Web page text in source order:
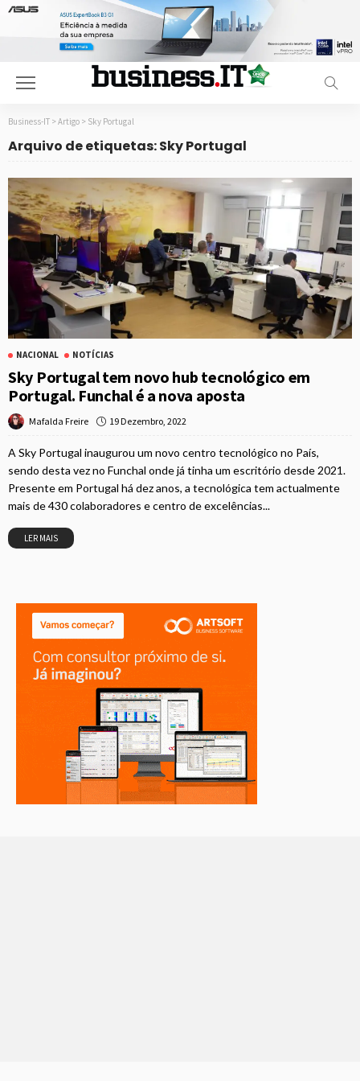
Business-IT > Artigo > Sky Portugal
Arquivo de etiquetas: Sky Portugal
NACIONAL NOTÍCIAS
Sky Portugal tem novo hub tecnológico em
Portugal. Funchal é a nova aposta
Mafalda Freire 19 Dezembro, 2022
A Sky Portugal inaugurou um novo centro tecnológico no País,
sendo desta vez no Funchal onde já tinha um escritório desde 2021.
Presente em Portugal há dez anos, a tecnológica tem actualmente
mais de 430 colaboradores e centro de excelências...
LER MAIS